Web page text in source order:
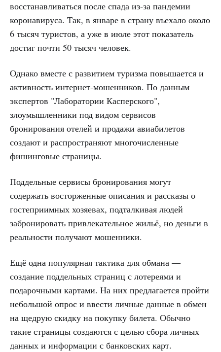
восстанавливаться после спада из-за пандемии
коронавируса. Так, в январе в страну въехало около
6 тысяч туристов, а уже в июле этот показатель
достиг почти 50 тысяч человек.
Однако вместе с развитием туризма повышается и
активность интернет-мошенников. По данным
экспертов "Лаборатории Касперского",
злоумышленники под видом сервисов
бронирования отелей и продажи авиабилетов
создают и распространяют многочисленные
фишинговые страницы.
Поддельные сервисы бронирования могут
содержать восторженные описания и рассказы о
гостеприимных хозяевах, подталкивая людей
забронировать привлекательное жильё, но деньги в
реальности получают мошенники.
Ещё одна популярная тактика для обмана —
создание поддельных страниц с лотереями и
подарочными картами. На них предлагается пройти
небольшой опрос и ввести личные данные в обмен
на щедрую скидку на покупку билета. Обычно
такие страницы создаются с целью сбора личных
данных и информации с банковских карт.